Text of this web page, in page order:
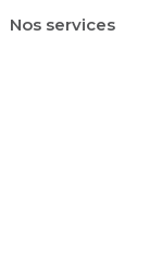
Nos services